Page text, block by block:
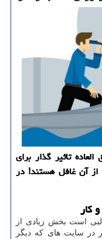
و فوق العاده تاثیر گذار برای
آن غافل هستند! در
است بخش زیادی از
در سایت های که دیگر